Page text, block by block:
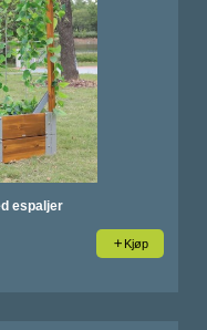
espaljer
Kjøp